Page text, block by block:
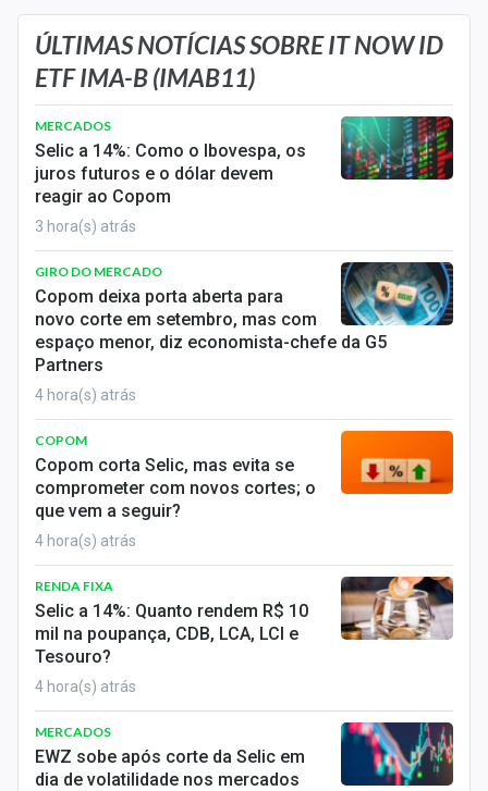
Finanças Pessoais
Mercados
Economia
Empresas
Brasil
Política
Money Trader
Colunas
Especiais
Internacional
Marketing
Tecnologia
Conteúdo de Marca
Sobre
Expediente
Contato
ÚLTIMAS NOTÍCIAS SOBRE IT NOW ID
ETF IMA-B (IMAB11)
MERCADOS
Selic a 14%: Como o Ibovespa, os
juros futuros e o dólar devem
reagir ao Copom
3 hora(s) atrás
GIRO DO MERCADO
Copom deixa porta aberta para
novo corte em setembro, mas com
espaço menor, diz economista-chefe da G5
Partners
4 hora(s) atrás
COPOM
Copom corta Selic, mas evita se
comprometer com novos cortes; o
que vem a seguir?
4 hora(s) atrás
RENDA FIXA
Selic a 14%: Quanto rendem R$ 10
mil na poupança, CDB, LCA, LCI e
Tesouro?
4 hora(s) atrás
MERCADOS
EWZ sobe após corte da Selic em
dia de volatilidade nos mercados